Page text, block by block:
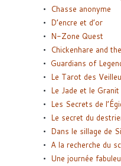
Chasse anonyme
D’encre et d’or
N-Zone Quest
Chickenhare and
Guardians of
Le Tarot des
Le Jade et le Granit
Les Secrets de
Le secret du
Dans le sillage de
A la recherche du
Une journée